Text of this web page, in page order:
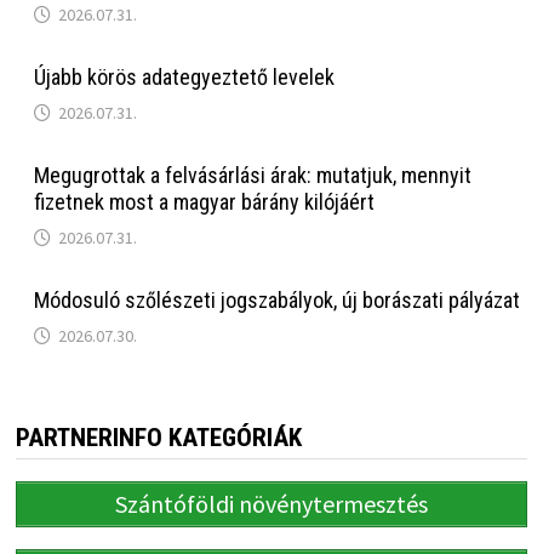
2026.07.31.
Újabb körös adategyeztető levelek
2026.07.31.
Megugrottak a felvásárlási árak: mutatjuk, mennyit
fizetnek most a magyar bárány kilójáért
2026.07.31.
Módosuló szőlészeti jogszabályok, új borászati pályázat
2026.07.30.
PARTNERINFO KATEGÓRIÁK
Szántóföldi növénytermesztés